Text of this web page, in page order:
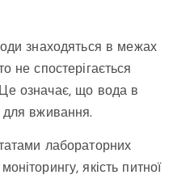
знаходяться в межах
не спостерігається
означає, що вода в
для вживання.
лабораторних
якість питної